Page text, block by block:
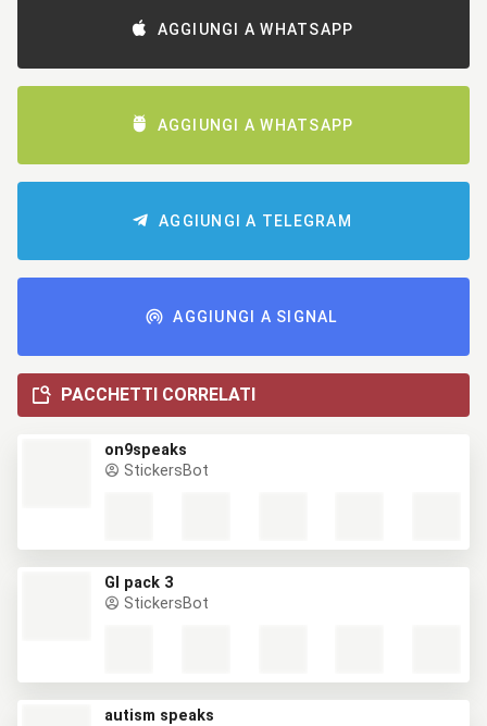
AGGIUNGI A WHATSAPP
AGGIUNGI A WHATSAPP
AGGIUNGI A TELEGRAM
AGGIUNGI A SIGNAL
PACCHETTI CORRELATI
on9speaks
StickersBot
GI pack 3
StickersBot
autism speaks